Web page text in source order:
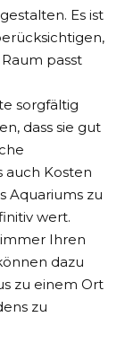
Es ist
passt
sorgfältig
dass sie gut
auch Kosten
Aquariums zu
wert.
Ihren
dazu
zu einem Ort
zu